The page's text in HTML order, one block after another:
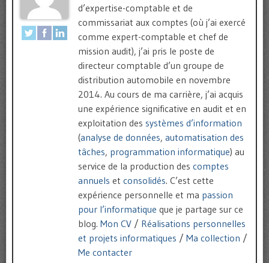
d’expertise-comptable et de
commissariat aux comptes (où j’ai exercé
comme expert-comptable et chef de
mission audit), j’ai pris le poste de
directeur comptable d’un groupe de
distribution automobile en novembre
2014. Au cours de ma carrière, j’ai acquis
une expérience significative en audit et en
exploitation des systèmes d’information
(analyse de données, automatisation des
tâches, programmation informatique) au
service de la production des comptes
annuels et consolidés. C’est cette
expérience personnelle et ma passion
pour l’informatique que je partage sur ce
blog. Mon CV / Réalisations personnelles
et projets informatiques / Ma collection /
Me contacter